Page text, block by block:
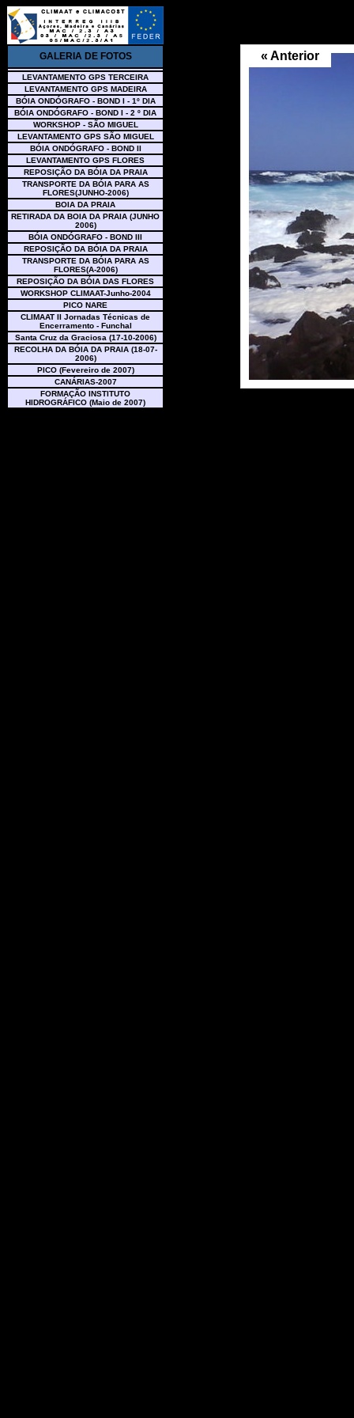
GALERIA DE FOTOS
LEVANTAMENTO GPS TERCEIRA
LEVANTAMENTO GPS MADEIRA
BÓIA ONDÓGRAFO - BOND I - 1º DIA
BÓIA ONDÓGRAFO - BOND I - 2 º DIA
WORKSHOP - SÃO MIGUEL
LEVANTAMENTO GPS SÃO MIGUEL
BÓIA ONDÓGRAFO - BOND II
LEVANTAMENTO GPS FLORES
REPOSIÇÃO DA BÓIA DA PRAIA
TRANSPORTE DA BÓIA PARA AS
FLORES(JUNHO-2006)
BOIA DA PRAIA
RETIRADA DA BOIA DA PRAIA (JUNHO
2006)
BÓIA ONDÓGRAFO - BOND III
REPOSIÇÃO DA BÓIA DA PRAIA
TRANSPORTE DA BÓIA PARA AS
FLORES(A-2006)
REPOSIÇÃO DA BÓIA DAS FLORES
WORKSHOP CLIMAAT-Junho-2004
PICO NARE
CLIMAAT II Jornadas Técnicas de
Encerramento - Funchal
Santa Cruz da Graciosa (17-10-2006)
RECOLHA DA BÓIA DA PRAIA (18-07-
2006)
PICO (Fevereiro de 2007)
CANÁRIAS-2007
FORMAÇÃO INSTITUTO
HIDROGRÁFICO (Maio de 2007)
« Anterior